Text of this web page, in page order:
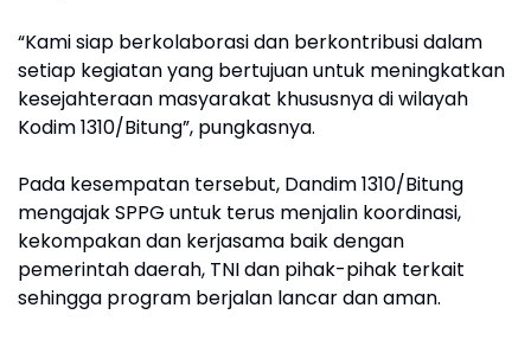
“Kami siap berkolaborasi dan berkontribusi dalam
setiap kegiatan yang bertujuan untuk meningkatkan
kesejahteraan masyarakat khususnya di wilayah
Kodim 1310/Bitung”, pungkasnya.
Pada kesempatan tersebut, Dandim 1310/Bitung
mengajak SPPG untuk terus menjalin koordinasi,
kekompakan dan kerjasama baik dengan
pemerintah daerah, TNI dan pihak-pihak terkait
sehingga program berjalan lancar dan aman.